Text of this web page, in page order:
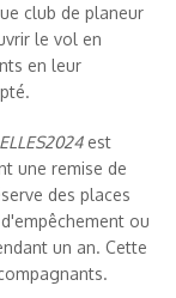
club de planeur
le vol en
en leur
ELLES2024est
une remise de
des places
ou
un an. Cette